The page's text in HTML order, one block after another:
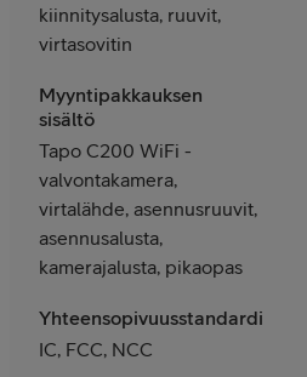
kiinnitysalusta, ruuvit,
virtasovitin
Myyntipakkauksen
sisältö
Tapo C200 WiFi -
valvontakamera,
virtalähde, asennusruuvit,
asennusalusta,
kamerajalusta, pikaopas
Yhteensopivuusstandardit
IC, FCC, NCC